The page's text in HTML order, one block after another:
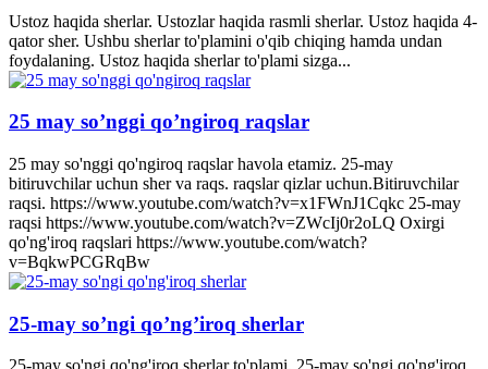
Ustoz haqida sherlar. Ustozlar haqida rasmli sherlar. Ustoz haqida 4-
qator sher. Ushbu sherlar to'plamini o'qib chiqing hamda undan
foydalaning. Ustoz haqida sherlar to'plami sizga...
25 may so’nggi qo’ngiroq raqslar
25 may so'nggi qo'ngiroq raqslar havola etamiz. 25-may
bitiruvchilar uchun sher va raqs. raqslar qizlar uchun.Bitiruvchilar
raqsi. https://www.youtube.com/watch?v=x1FWnJ1Cqkc 25-may
raqsi https://www.youtube.com/watch?v=ZWcIj0r2oLQ Oxirgi
qo'ng'iroq raqslari https://www.youtube.com/watch?
v=BqkwPCGRqBw
25-may so’ngi qo’ng’iroq sherlar